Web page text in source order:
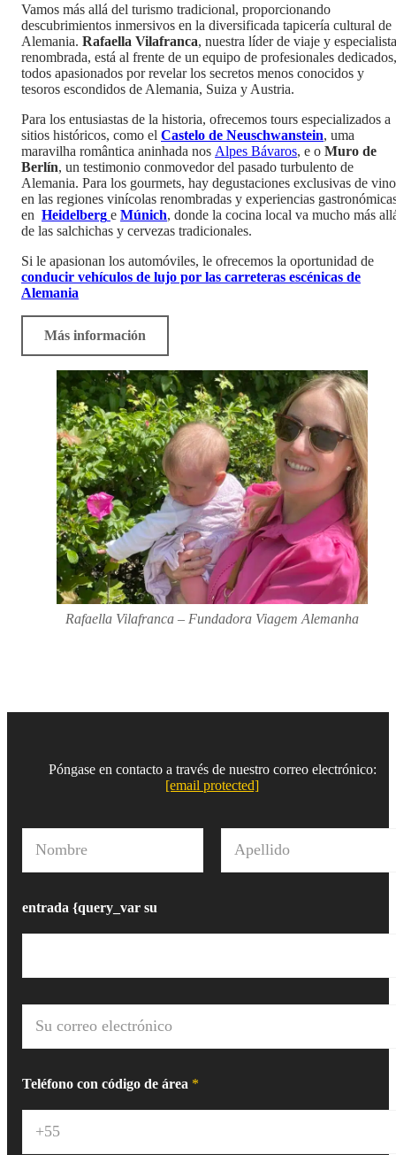
Rafaella Vilafranca – Fundadora Viagem Alemanha
Vamos más allá del turismo tradicional, proporcionando
descubrimientos inmersivos en la diversificada tapicería cultural de
Alemania. Rafaella Vilafranca, nuestra líder de viaje y especialista
renombrada, está al frente de un equipo de profesionales dedicados,
todos apasionados por revelar los secretos menos conocidos y
tesoros escondidos de Alemania, Suiza y Austria.
Para los entusiastas de la historia, ofrecemos tours especializados a
sitios históricos, como el Castelo de Neuschwanstein, uma
maravilha romântica aninhada nos Alpes Bávaros, e o Muro de
Berlín, un testimonio conmovedor del pasado turbulento de
Alemania. Para los gourmets, hay degustaciones exclusivas de
en las regiones vinícolas renombradas y experiencias
en Heidelberg e Múnich, donde la cocina local va mucho más
de las salchichas y cervezas tradicionales.
Si le apasionan los automóviles, le ofrecemos la oportunidad de
conducir vehículos de lujo por las carreteras escénicas de
Alemania
Más información
Póngase en contacto a través de nuestro correo electrónico:
[email protected]
m
r
*
entrada {query_var su
r
e
e
Teléfono con código de área *